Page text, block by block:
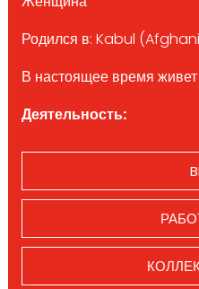
Родился в: Kabul
В настоящее время
Деятельность: